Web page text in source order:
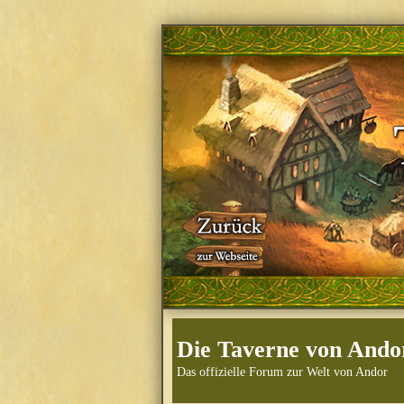
Die Taverne von
Das offizielle Forum zur Welt von Andor